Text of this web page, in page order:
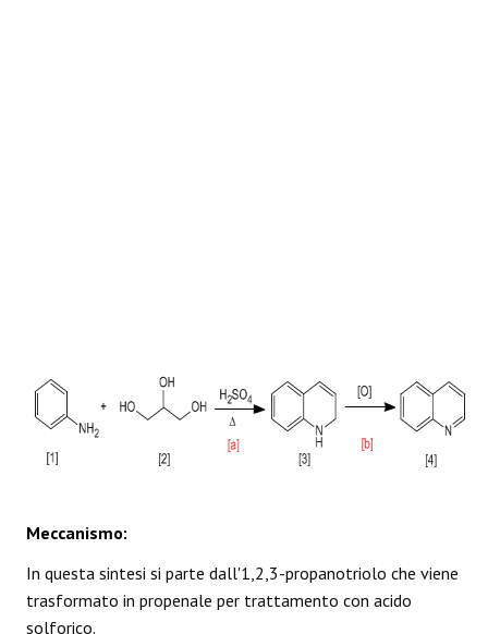
Meccanismo:
In questa sintesi si parte dall'1,2,3-propanotriolo che viene
trasformato in propenale per trattamento con acido
solforico.